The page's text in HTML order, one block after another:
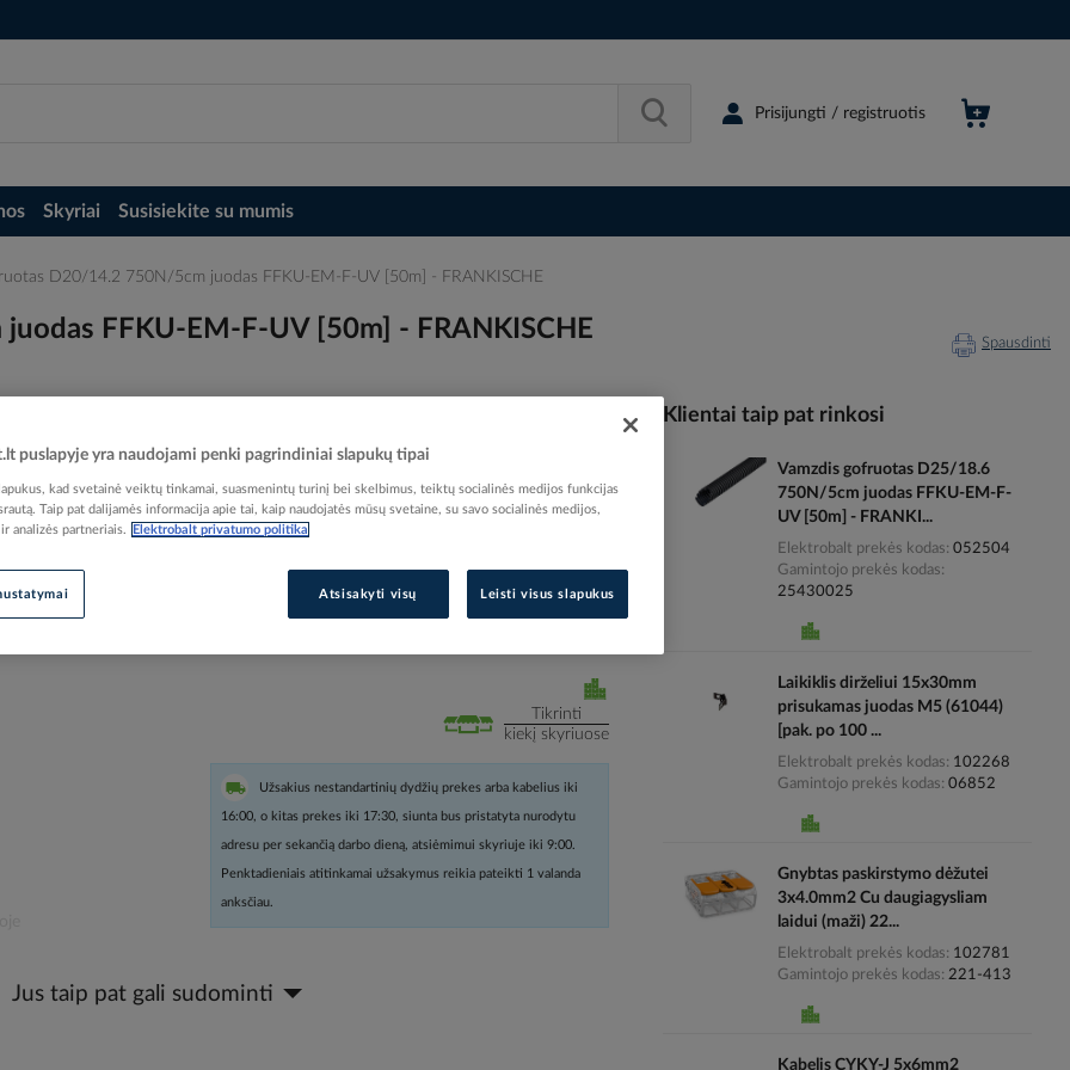
Prisijungti / registruotis
Skyriai Susisiekite su mumis
D20/14.2 750N/5cm juodas FFKU-EM-F-UV [50m] - FRANKISCHE
FFKU-EM-F-UV [50m] - FRANKISCHE Spausdinti
EAN kodas
4013960302448
Gamintojo prekės kodas
Tikrinti
kiekį skyriuose
Užsakius nestandartinių dydžių prekes arba kabelius iki
16:00, o kitas prekes iki 17:30, siunta bus pristatyta nurodytu
adresu per sekančią darbo dieną, atsiėmimui skyriuje iki 9:00.
Penktadieniais atitinkamai užsakymus reikia pateikti 1 valanda
anksčiau.
Jus taip pat gali sudominti
Klientai taip pat rinkosi
Vamzdis gofruotas D25/18.6
750N/5cm juodas FFKU-EM-F-
UV [50m] - FRANKI...
Elektrobalt prekės kodas 052504
Gamintojo prekės kodas
25430025
Laikiklis dirželiui 15x30mm
prisukamas juodas M5 (61044)
[pak. po 100 ...
Elektrobalt prekės kodas
102268
Gamintojo prekės kodas 06852
Gnybtas paskirstymo dėžutei
3x4.0mm2 Cu daugiagysliam
laidui (maži) 22...
Elektrobalt prekės kodas
102781
Gamintojo prekės kodas
221-413
Kabelis CYKY-J 5x6mm2
puslapyje yra naudojami penki pagrindiniai slapukų tipai
kad svetainė veiktų tinkamai, suasmenintų turinį bei skelbimus, teiktų socialinės medijos funkcijas
Taip pat dalijamės informacija apie tai, kaip naudojatės mūsų svetaine, su savo socialinės medijos,
analizės partneriais.
Elektrobalt privatumo politika
Atsisakyti visų Leisti visus slapukus